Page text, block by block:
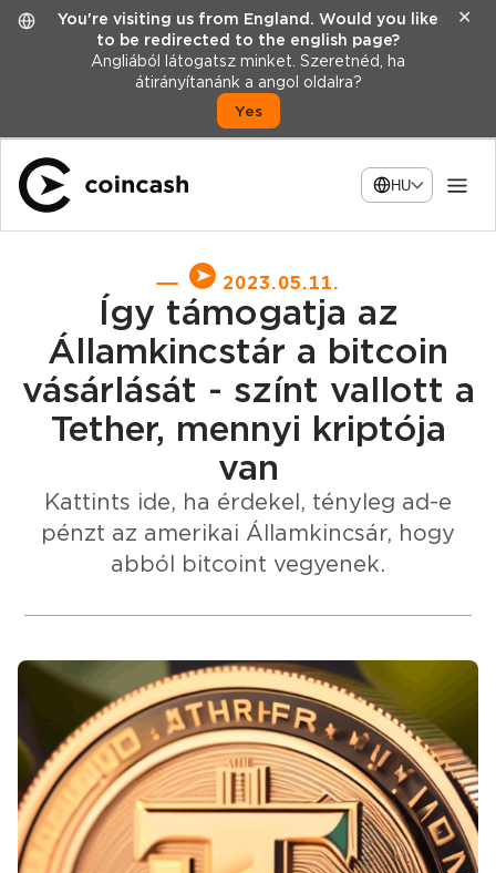
You're visiting us from England. Would you like
to be redirected to the english page?
Angliából látogatsz minket. Szeretnéd, ha
átirányítanánk a angol oldalra?
Yes
✕
HU
2023.05.11.
Így támogatja az
Államkincstár a bitcoin
vásárlását - színt vallott a
Tether, mennyi kriptója
van
Kattints ide, ha érdekel, tényleg ad-e
pénzt az amerikai Államkincsár, hogy
abból bitcoint vegyenek.